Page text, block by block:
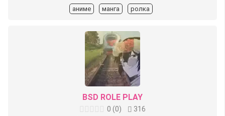
аниме манга ролка
BSD ROLE PLAY
0 (0)
316